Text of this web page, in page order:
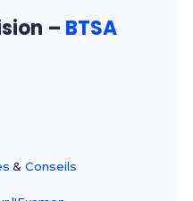
– BTSA
&Conseils